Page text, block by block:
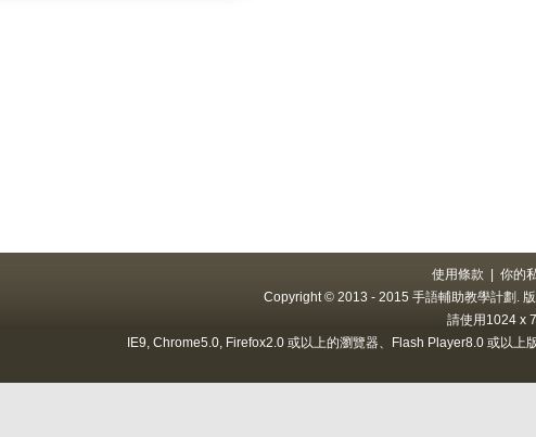
使用條款 你的
Copyright © 2013 - 2015 手語輔助教學計劃.
請使用1024 x
IE9, Chrome5.0, Firefox2.0 或以上的瀏覽器、Flash Player8.0 或以上